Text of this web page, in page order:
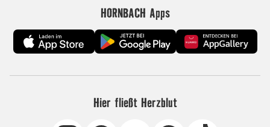
HORNBACH Apps
Hier fließt Herzblut